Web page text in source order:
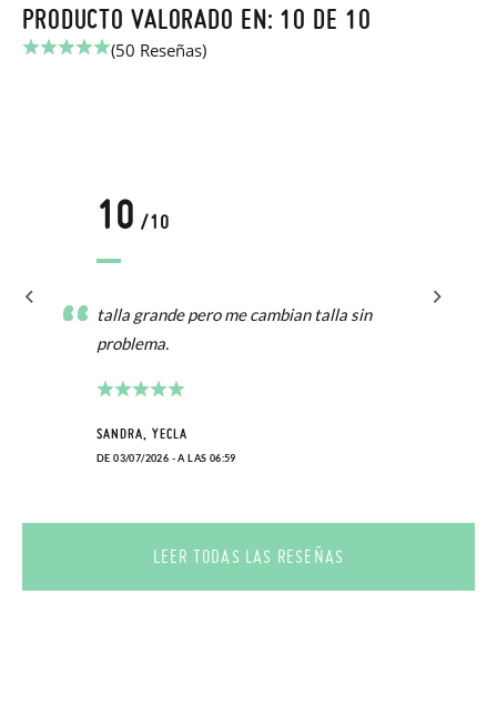
PRODUCTO VALORADO EN: 10 DE 10
(50 Reseñas)
10 /10
talla grande pero me cambian talla sin
problema.
SANDRA, YECLA
DE 03/07/2026 - A LAS 06:59
LEER TODAS LAS RESEÑAS